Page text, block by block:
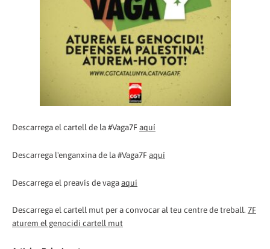
Descarrega el cartell de la #Vaga7F aquí
Descarrega l'enganxina de la #Vaga7F aquí
Descarrega el preavís de vagaaquí
Descarrega el cartell mut per a convocar al teu centre de treball. 7F
aturem el genocidi cartell mut